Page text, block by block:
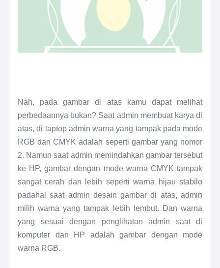
Nah, pada gambar di atas kamu dapat melihat
perbedaannya bukan? Saat admin membuat karya di
atas, di laptop admin warna yang tampak pada mode
RGB dan CMYK adalah seperti gambar yang nomor
2. Namun saat admin memindahkan gambar tersebut
ke HP, gambar dengan mode warna CMYK tampak
sangat cerah dan lebih seperti warna hijau stabilo
padahal saat admin desain gambar di atas, admin
milih warna yang tampak lebih lembut. Dan warna
yang sesuai dengan penglihatan admin saat di
komputer dan HP adalah gambar dengan mode
warna RGB.